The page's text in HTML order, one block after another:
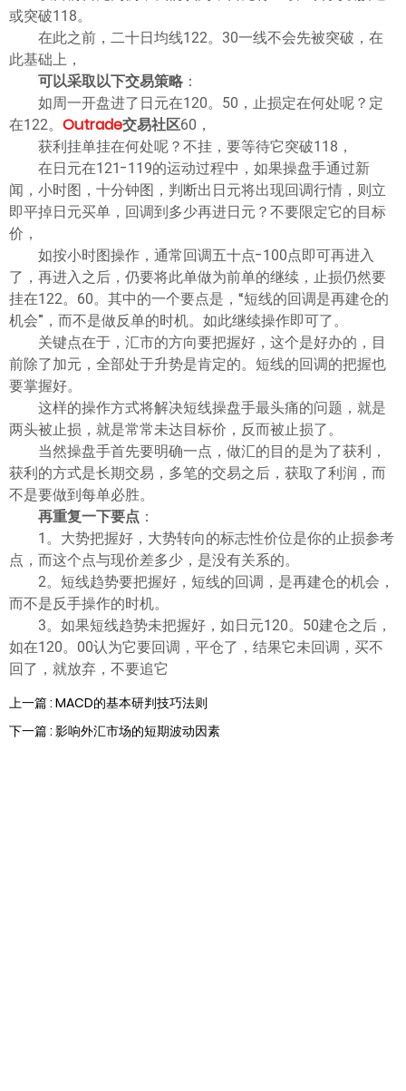
或突破118。
在此之前，二十日均线122。30一线不会先被突破，在
此基础上，
可以采取以下交易策略 ：
如周一开盘进了日元在120。50，止损定在何处呢？定
在122。 Outrade交易社区60，
获利挂单挂在何处呢？不挂，要等待它突破118，
在日元在121-119的运动过程中，如果操盘手通过新
闻，小时图，十分钟图，判断出日元将出现回调行情，则立
即平掉日元买单，回调到多少再进日元？不要限定它的目标
价，
如按小时图操作，通常回调五十点-100点即可再进入
了，再进入之后，仍要将此单做为前单的继续，止损仍然要
挂在122。60。其中的一个要点是，“短线的回调是再建仓的
机会”，而不是做反单的时机。如此继续操作即可了。
关键点在于，汇市的方向要把握好，这个是好办的，目
前除了加元，全部处于升势是肯定的。短线的回调的把握也
要掌握好。
这样的操作方式将解决短线操盘手最头痛的问题，就是
两头被止损，就是常常未达目标价，反而被止损了。
当然操盘手首先要明确一点，做汇的目的是为了获利，
获利的方式是长期交易，多笔的交易之后，获取了利润，而
不是要做到每单必胜。
再重复一下要点 ：
1。大势把握好，大势转向的标志性价位是你的止损参考
点，而这个点与现价差多少，是没有关系的。
2。短线趋势要把握好，短线的回调，是再建仓的机会，
而不是反手操作的时机。
3。如果短线趋势未把握好，如日元120。50建仓之后，
如在120。00认为它要回调，平仓了，结果它未回调，买不
回了，就放弃，不要追它
上一篇 : MACD的基本研判技巧法则
下一篇 : 影响外汇市场的短期波动因素